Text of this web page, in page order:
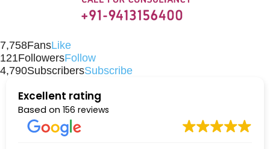
7,758FansLike
121FollowersFollow
4,790SubscribersSubscribe
Excellent rating
Based on 156 reviews